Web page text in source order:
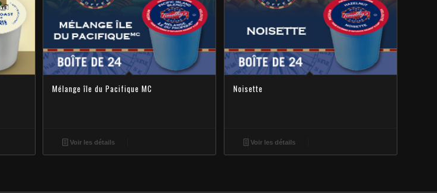
Mélange île du Pacifique MC
Voir les détails
Noisette
Voir les détails